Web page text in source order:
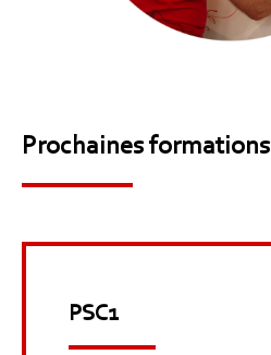
Prochaines formations
PSC1